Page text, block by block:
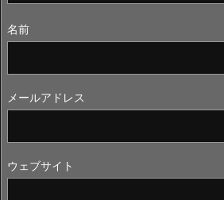
名前
メールアドレス
ウェブサイト